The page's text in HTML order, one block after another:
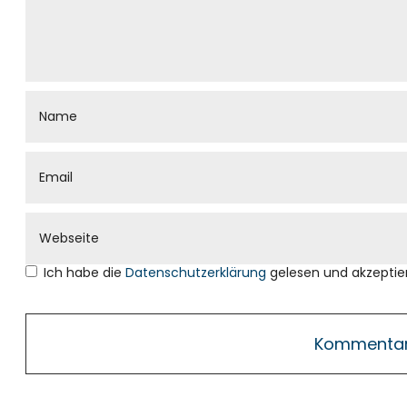
Ich habe die Datenschutzerklärung gelesen und